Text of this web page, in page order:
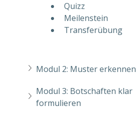
Quizz
Meilenstein
Transferübung
Modul 2: Muster erkennen
Modul 3: Botschaften klar
formulieren